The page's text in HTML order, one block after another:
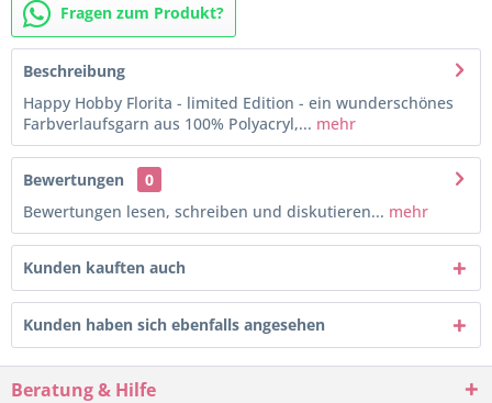
Fragen zum Produkt?
Beschreibung
Happy Hobby Florita - limited Edition - ein wunderschönes
Farbverlaufsgarn aus 100% Polyacryl,... mehr
Bewertungen
0
Bewertungen lesen, schreiben und diskutieren... mehr
Kunden kauften auch
Kunden haben sich ebenfalls angesehen
Beratung & Hilfe